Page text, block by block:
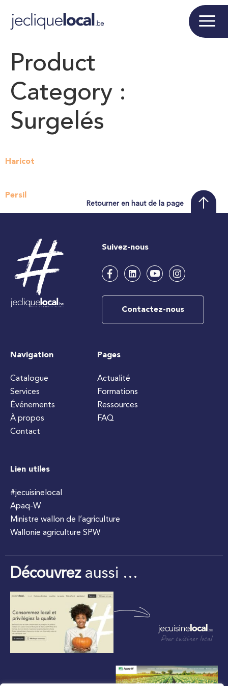
Product
Category :
Surgelés
Haricot
Persil
Retourner en haut de la page
Suivez-nous
Contactez-nous
Navigation
Catalogue
Services
Événements
À propos
Contact
Pages
Actualité
Formations
Ressources
FAQ
Lien utiles
#jecuisinelocal
Apaq-W
Ministre wallon de l’agriculture
Wallonie agriculture SPW
Découvrezaussi …
Pour cuisiner local